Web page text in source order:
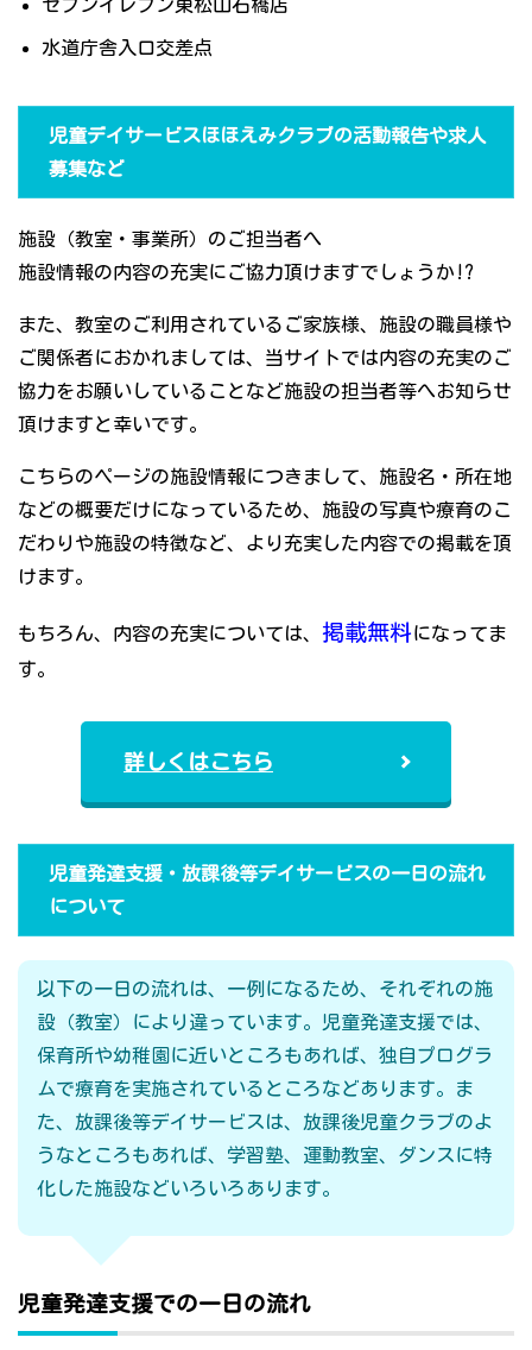
セブンイレブン東松山石橋店
水道庁舎入口交差点
児童デイサービスほほえみクラブの活動報告や求人
募集など
施設（教室・事業所）のご担当者へ
施設情報の内容の充実にご協力頂けますでしょうか!?
また、教室のご利用されているご家族様、施設の職員様や
ご関係者におかれましては、当サイトでは内容の充実のご
協力をお願いしていることなど施設の担当者等へお知らせ
頂けますと幸いです。
こちらのページの施設情報につきまして、施設名・所在地
などの概要だけになっているため、施設の写真や療育のこ
だわりや施設の特徴など、より充実した内容での掲載を頂
けます。
もちろん、内容の充実については、 掲載無料になってま
す。
詳しくはこちら
児童発達支援・放課後等デイサービスの一日の流れ
について
以下の一日の流れは、一例になるため、それぞれの施
設（教室）により違っています。児童発達支援では、
保育所や幼稚園に近いところもあれば、独自プログラ
ムで療育を実施されているところなどあります。ま
た、放課後等デイサービスは、放課後児童クラブのよ
うなところもあれば、学習塾、運動教室、ダンスに特
化した施設などいろいろあります。
児童発達支援での一日の流れ